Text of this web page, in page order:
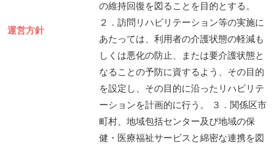
運営方針
の維持回復を図ることを目的とする。
２．訪問リハビリテーション等の実施に
あたっては、利用者の介護状態の軽減も
しくは悪化の防止、または要介護状態と
なることの予防に資するよう、その目的
を設定し、その目的に沿ったリハビリテ
ーションを計画的に行う。 ３．関係区市
町村、地域包括センター及び地域の保
健・医療福祉サービスと綿密な連携を図